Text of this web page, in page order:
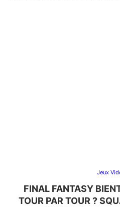
Jeux
FINAL FANTASY
TOUR PAR TOUR ?